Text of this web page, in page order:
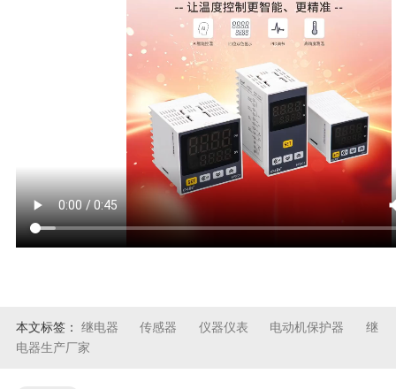
本文标签： 继电器 传感器 仪器仪表 电动机保护器
继
电器生产厂家